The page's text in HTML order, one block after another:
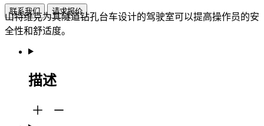
联系我们 请求报价
山特维克为其隧道钻孔台车设计的驾驶室可以提高操作员的安
全性和舒适度。
描述